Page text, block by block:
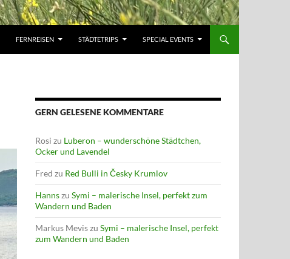
FERNREISEN STÄDTETRIPS SPECIAL EVENTS
GERN GELESENE KOMMENTARE
Rosi zu Luberon – wunderschöne Städtchen,
Ocker und Lavendel
Fred zu Red Bulli in Česky Krumlov
Hannszu Symi – malerische Insel, perfekt zum
Wandern und Baden
Markus Meviszu Symi – malerische Insel, perfekt
zum Wandern und Baden